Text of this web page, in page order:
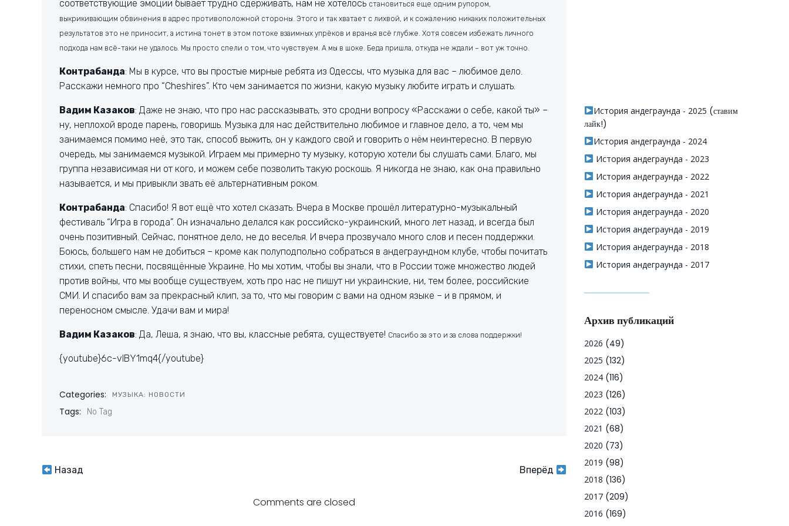
соответствующие эмоции бывает трудно сдерживать, нам не хотелось становиться еще одним рупором,
выкрикивающим обвинения в адрес противоположной стороны. Этого и так хватает с лихвой, и к сожалению никаких положительных
результатов это не приносит, а истина тонет в этом потоке взаимных упрёков и вранья всё глубже. Хотя совсем избежать личного
подхода нам всё-таки не удалось. Мы просто спели о том, что чувствуем. А мы в шоке. Беда пришла, откуда не ждали – вот уж точно.
Контрабанда: Мы в курсе, что вы простые мирные ребята из Одессы, что музыка для вас – любимое дело.
Расскажи немного про “Cheshires”. Кто чем занимается по жизни, какую музыку любите играть и слушать.
Вадим Казаков: Даже не знаю, что про нас рассказывать, это сродни вопросу «Расскажи о себе, какой ты» –
ну, неплохой вроде парень, говоришь. Музыка для нас действительно любимое и главное дело, а то, чем мы
занимаемся помимо неё, это так, способ выжить, он у каждого свой и говорить о нём неинтересно. В первую
очередь, мы занимаемся музыкой. Играем мы примерно ту музыку, которую хотели бы слушать сами. Благо, мы
группа независимая ни от кого, и можем себе позволить такую роскошь. Я никогда не знаю, как она правильно
называется, и мы привыкли звать её альтернативным роком.
Контрабанда: Спасибо! Я вот ещё что хотел сказать. Вчера в Москве прошёл литературно-музыкальный
фестиваль “Игра в города”. Он изначально делался как российско-украинский, много лет назад, и всегда был
очень позитивный. Сейчас, понятное дело, не до веселья. И вчера прозвучало много слов и песен поддержки.
Боюсь, большего нам не добиться – кроме как полуподпольно собраться в андеграундном клубе, чтобы почитать
стихи, спеть песни, посвящённые Украине. Но мы хотим, чтобы вы знали, что в России тоже множество людей
против войны, что мы вообще существуем, хоть про нас не пишут ни украинские, ни, тем более, российские
СМИ. И спасибо вам за прекрасный клип, за то, что мы говорим с вами на одном языке – и в прямом, и
переносном смысле. Удачи вам и мира!
Вадим Казаков: Да, Леша, я знаю, что вы, классные ребята, существуете! Спасибо за это и за слова поддержки!
{youtube}6c-vIBY1mq4{/youtube}
Categories: МУЗЫКА: НОВОСТИ
Tags: No Tag
Навигация
Назад
по
Вперёд
Comments are closed
История андеграунда - 2025 (ставим
лайк!)
История андеграунда - 2024
История андеграунда - 2023
История андеграунда - 2022
История андеграунда - 2021
История андеграунда - 2020
История андеграунда - 2019
История андеграунда - 2018
История андеграунда - 2017
Архив публикаций
2026 (49)
2025 (132)
2024 (116)
2023 (126)
2022 (103)
2021 (68)
2020 (73)
2019 (98)
2018 (136)
2017 (209)
2016 (169)